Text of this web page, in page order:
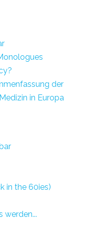
der
in Europa
in the 60ies)
werden...